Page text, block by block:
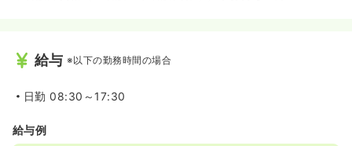
給与 ※以下の勤務時間の場合
日勤 08:30～17:30
給与例